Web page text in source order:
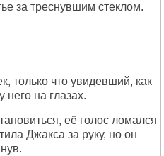
за треснувшим стеклом.
только что увидевший, как
него на глазах.
её голос ломался
Джакса за руку, но он